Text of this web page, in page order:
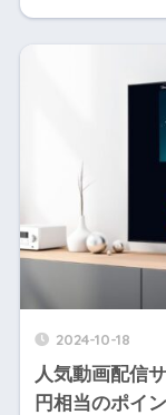
2024-10-18
人気動画配信
円相当のポイ